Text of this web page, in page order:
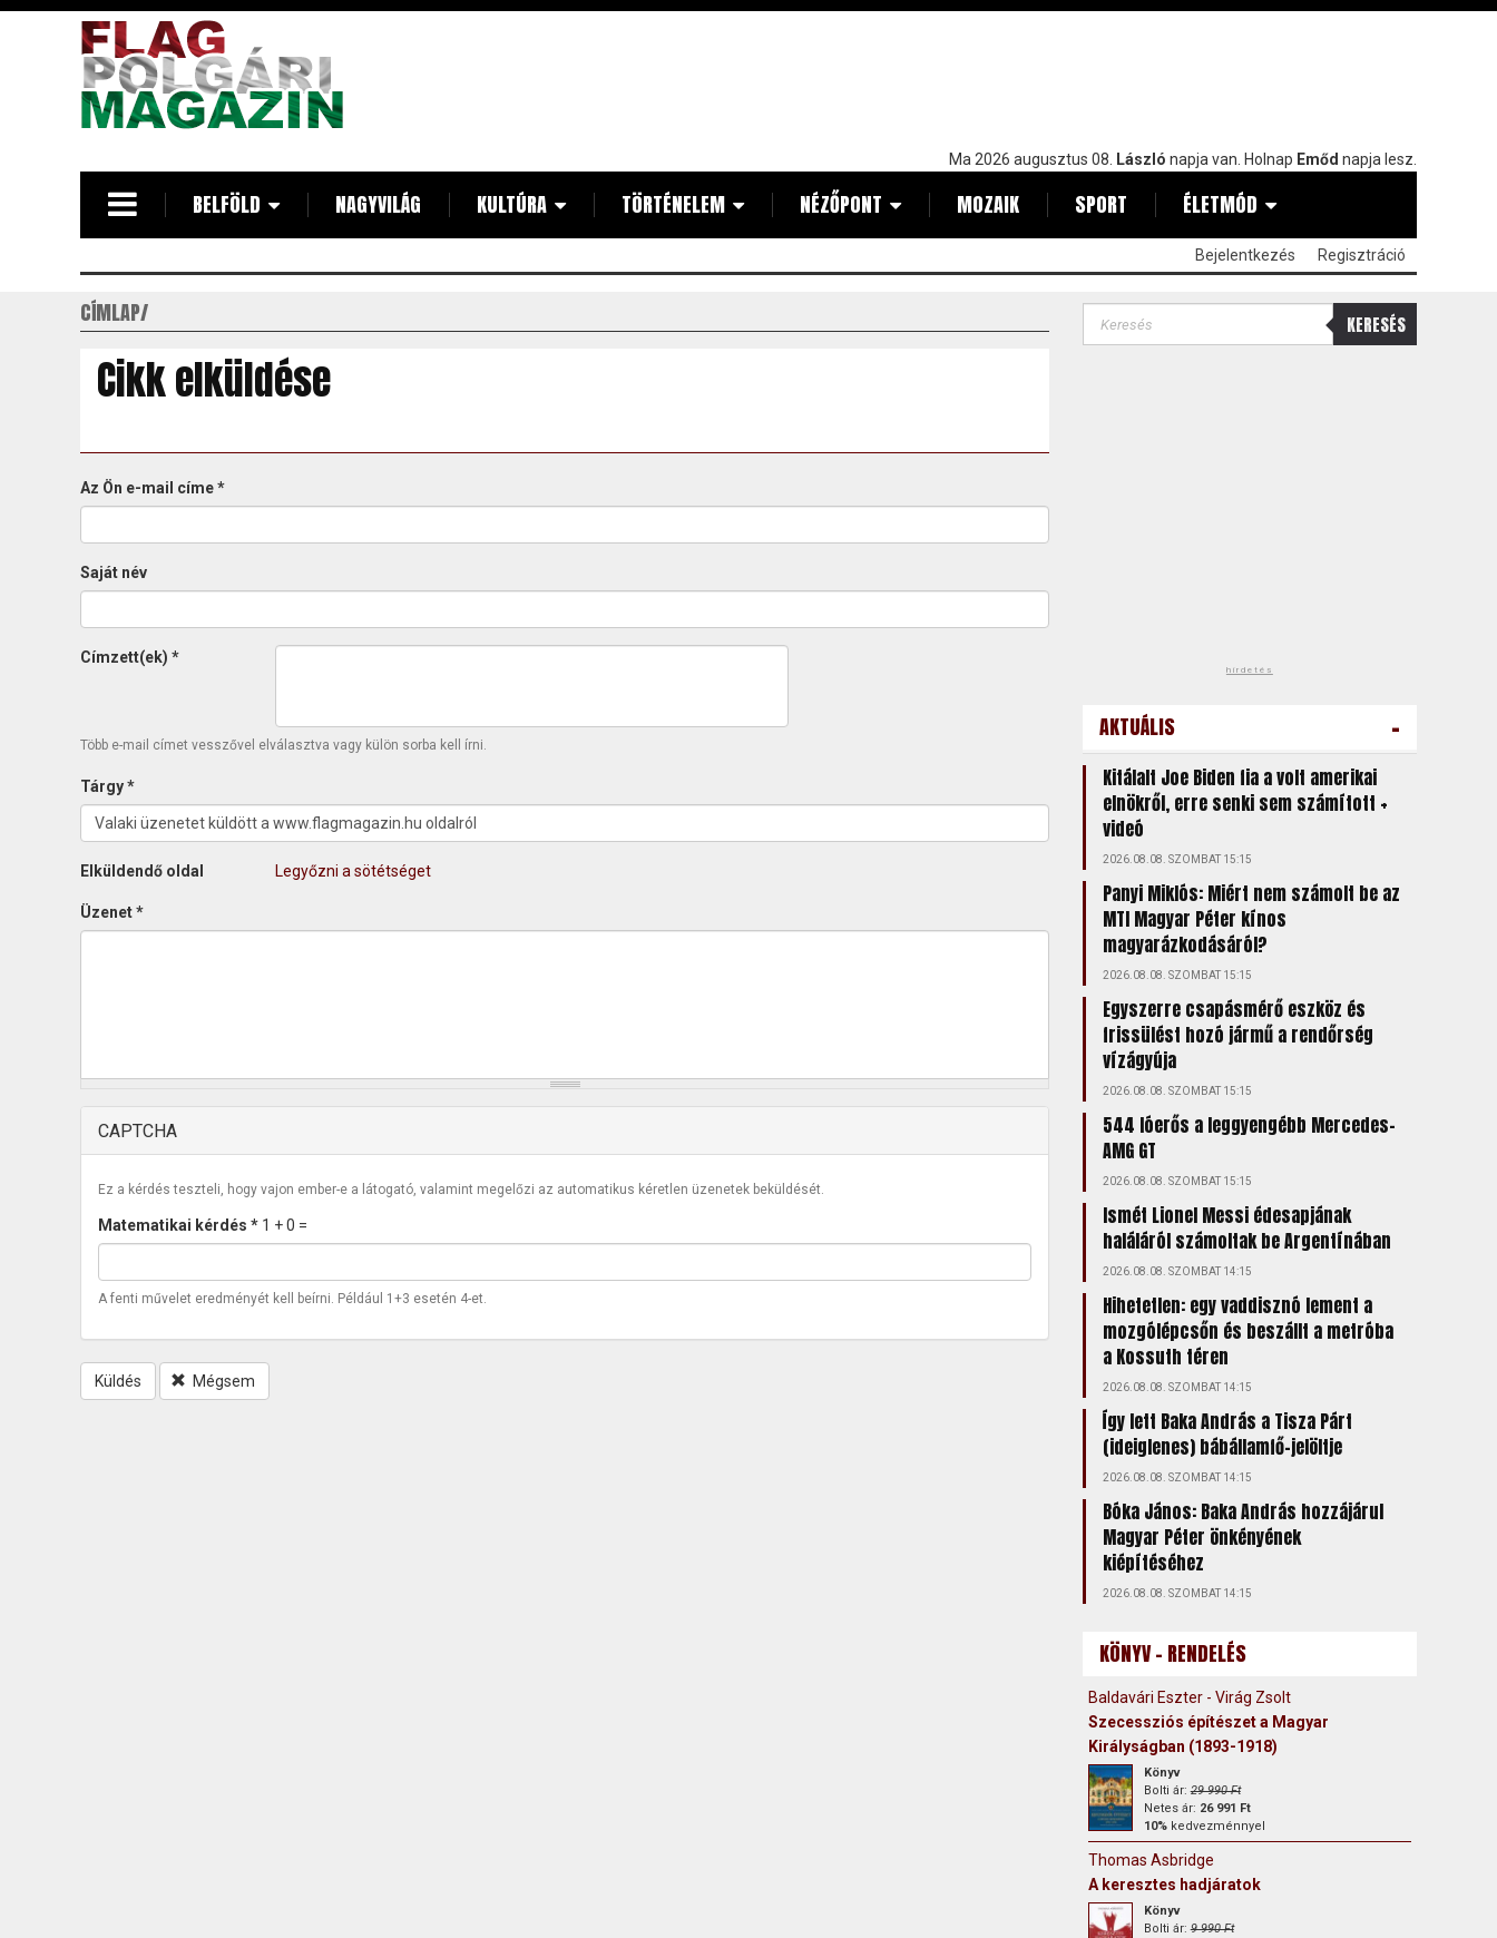
Ma 2026 augusztus 08. László napja van. Holnap Emőd napja lesz.
BELFÖLD NAGYVILÁG KULTÚRA TÖRTÉNELEM NÉZŐPONT MOZAIK SPORT ÉLETMÓD
Bejelentkezés Regisztráció
CÍMLAP
Cikk elküldése
Az Ön e-mail címe*
Saját név
Címzett(ek) *
Több e-mail címet vesszővel elválasztva vagy külön sorba kell írni.
Tárgy*
Elküldendő oldal Legyőzni a sötétséget
Üzenet*
CAPTCHA
Ez a kérdés teszteli, hogy vajon ember-e a látogató, valamint megelőzi az automatikus kéretlen üzenetek beküldését.
Matematikai kérdés * 1 + 0 =
A fenti művelet eredményét kell beírni. Például 1+3 esetén 4-et.
Küldés Mégsem
KERESÉS
hirdetés
AKTUÁLIS -
Kitálalt Joe Biden fia a volt amerikai
elnökről, erre senki sem számított +
videó
2026.08.08. SZOMBAT 15:15
Panyi Miklós: Miért nem számolt be az
MTI Magyar Péter kínos
magyarázkodásáról?
2026.08.08. SZOMBAT 15:15
Egyszerre csapásmérő eszköz és
frissülést hozó jármű a rendőrség
vízágyúja
2026.08.08. SZOMBAT 15:15
544 lóerős a leggyengébb Mercedes-
AMG GT
2026.08.08. SZOMBAT 15:15
Ismét Lionel Messi édesapjának
haláláról számoltak be Argentínában
2026.08.08. SZOMBAT 14:15
Hihetetlen: egy vaddisznó lement a
mozgólépcsőn és beszállt a metróba
a Kossuth téren
2026.08.08. SZOMBAT 14:15
Így lett Baka András a Tisza Párt
(ideiglenes) bábállamfő-jelöltje
2026.08.08. SZOMBAT 14:15
Bóka János: Baka András hozzájárul
Magyar Péter önkényének
kiépítéséhez
2026.08.08. SZOMBAT 14:15
KÖNYV - RENDELÉS
Baldavári Eszter - Virág Zsolt
Szecessziós építészet a Magyar
Királyságban (1893-1918)
Könyv
Bolti ár:29 990 Ft
Netes ár: 26 991 Ft
10%kedvezménnyel
Thomas Asbridge
A keresztes hadjáratok
Könyv
Bolti ár:9 990 Ft